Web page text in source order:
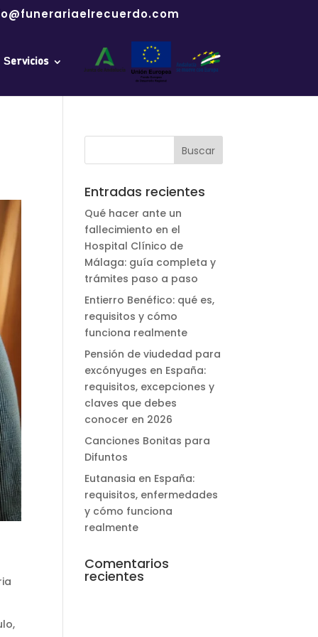
Servicios
Entradas recientes
Qué hacer ante un
fallecimiento en el
Hospital Clínico de
Málaga: guía completa y
trámites paso a paso
Entierro Benéfico: qué es,
requisitos y cómo
funciona realmente
Pensión de viudedad para
excónyuges en España:
requisitos, excepciones y
claves que debes
conocer en 2026
Canciones Bonitas para
Difuntos
Eutanasia en España:
requisitos, enfermedades
y cómo funciona
realmente
Comentarios
recientes